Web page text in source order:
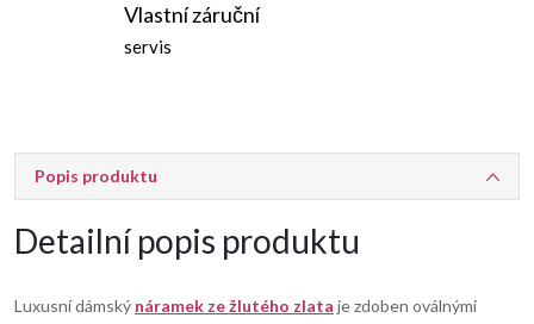
Vlastní záruční
servis
Popis produktu
Detailní popis produktu
Luxusní dámský náramek ze žlutého zlata je zdoben oválnými